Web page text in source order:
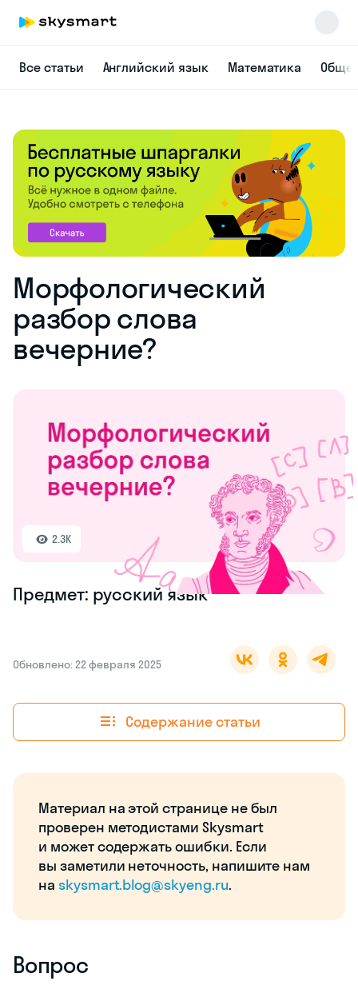
Все статьи Английский язык Математика
Морфологический
разбор слова
вечерние?
2.3K
Предмет: русский язык
Обновлено: 22 февраля 2025
Содержание статьи
Материал на этой странице не был
проверен методистами Skysmart
и может содержать ошибки. Если
вы заметили неточность, напишите нам
на skysmart.blog@skyeng.ru.
Вопрос